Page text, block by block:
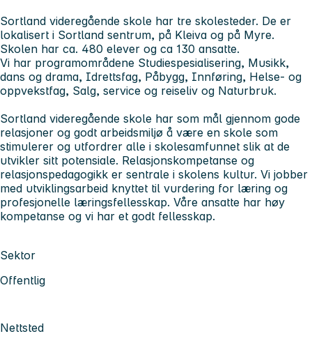
Sortland videregående skole har tre skolesteder. De er
lokalisert i Sortland sentrum, på Kleiva og på Myre.
Skolen har ca. 480 elever og ca 130 ansatte.
Vi har programområdene Studiespesialisering, Musikk,
dans og drama, Idrettsfag, Påbygg, Innføring, Helse- og
oppvekstfag, Salg, service og reiseliv og Naturbruk.
Sortland videregående skole har som mål gjennom gode
relasjoner og godt arbeidsmiljø å være en skole som
stimulerer og utfordrer alle i skolesamfunnet slik at de
utvikler sitt potensiale. Relasjonskompetanse og
relasjonspedagogikk er sentrale i skolens kultur. Vi jobber
med utviklingsarbeid knyttet til vurdering for læring og
profesjonelle læringsfellesskap. Våre ansatte har høy
kompetanse og vi har et godt fellesskap.
Sektor
Offentlig
Nettsted